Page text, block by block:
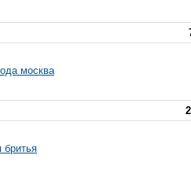
москва
бритья